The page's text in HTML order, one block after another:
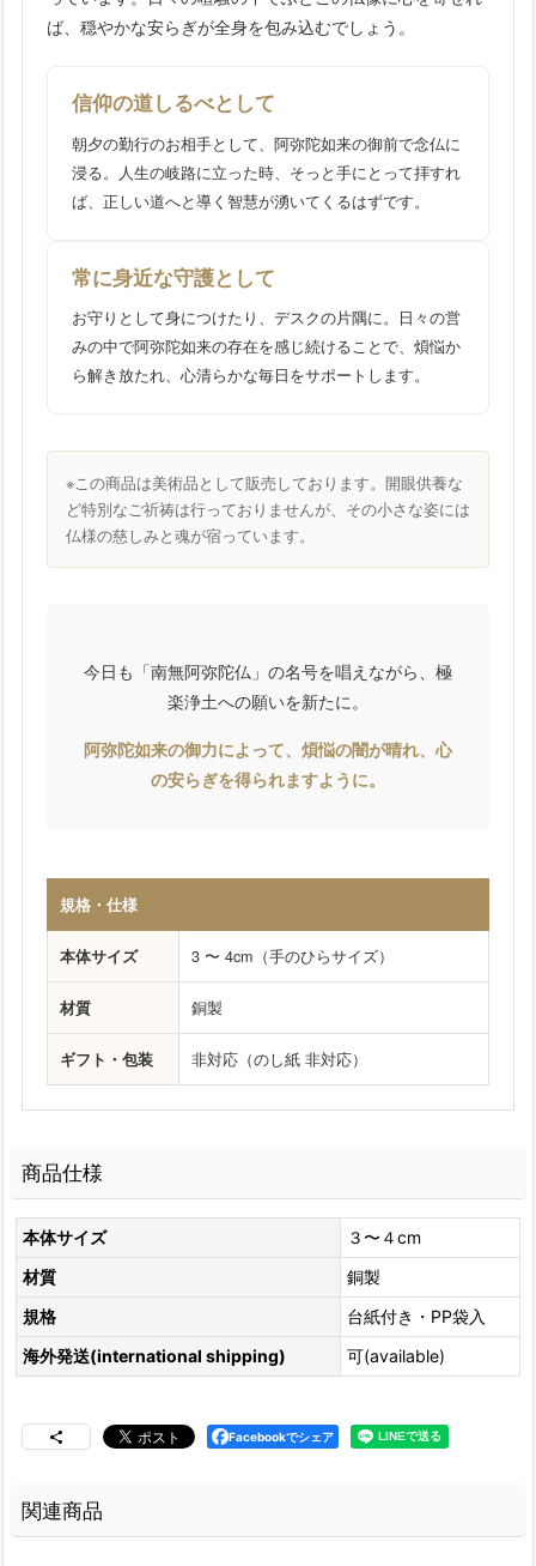
ば、穏やかな安らぎが全身を包み込むでしょう。
信仰の道しるべとして
朝夕の勤行のお相手として、阿弥陀如来の御前で念仏に
浸る。人生の岐路に立った時、そっと手にとって拝すれ
ば、正しい道へと導く智慧が湧いてくるはずです。
常に身近な守護として
お守りとして身につけたり、デスクの片隅に。日々の営
みの中で阿弥陀如来の存在を感じ続けることで、煩悩か
ら解き放たれ、心清らかな毎日をサポートします。
※この商品は美術品として販売しております。開眼供養な
ど特別なご祈祷は行っておりませんが、その小さな姿には
仏様の慈しみと魂が宿っています。
今日も「南無阿弥陀仏」の名号を唱えながら、極
楽浄土への願いを新たに。
阿弥陀如来の御力によって、煩悩の闇が晴れ、心
の安らぎを得られますように。
規格・仕様
本体サイズ 3 〜 4cm（手のひらサイズ）
材質 銅製
ギフト・包装 非対応（のし紙 非対応）
商品仕様
本体サイズ
３〜４cm
材質
銅製
規格
台紙付き・PP袋入
海外発送(international shipping)
可(available)
Facebookでシェア
関連商品